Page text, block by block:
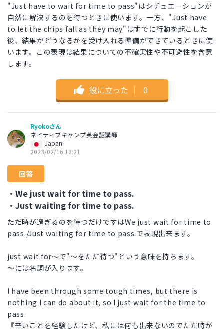
"Just have to wait for time to pass"はシチュエーションが
自然に解決するのを待つときに使います。一方、"Just have
to let the chips fall as they may"はすでに行動を起こした
後、結果がどうなるかを受け入れる準備ができているときに使
います。この表現は結果についての不確実性や不可避性を含意
します。
役に立った ｜ 0
Ryokoさん
ネイティブキャンプ英会話講師
Japan
2023/02/16 12:21
回答
・We just wait for time to pass.
・Just waiting for time to pass.
ただ時が過ぎるのを待つだけですはWe just wait for time to
pass./Just waiting for time to pass.で表現出来ます。
just wait for～で"～をただ待つ"という意味を持ちます。
～には名詞が入ります。
I have been through some tough times, but there is
nothing I can do about it, so I just wait for the time to
pass.
『辛いことを経験したけど、私には何も出来ないのでただ時が